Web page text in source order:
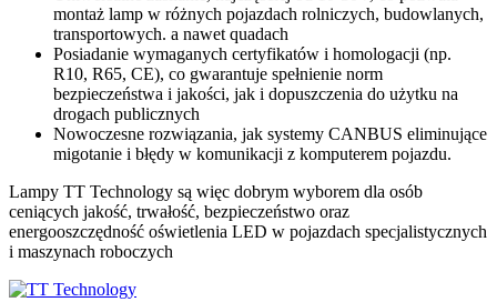
montaż lamp w różnych pojazdach rolniczych, budowlanych,
transportowych. a nawet quadach
Posiadanie wymaganych certyfikatów i homologacji (np.
R10, R65, CE), co gwarantuje spełnienie norm
bezpieczeństwa i jakości, jak i dopuszczenia do użytku na
drogach publicznych
Nowoczesne rozwiązania, jak systemy CANBUS eliminujące
migotanie i błędy w komunikacji z komputerem pojazdu.
Lampy TT Technology są więc dobrym wyborem dla osób
ceniących jakość, trwałość, bezpieczeństwo oraz
energooszczędność oświetlenia LED w pojazdach specjalistycznych
i maszynach roboczych